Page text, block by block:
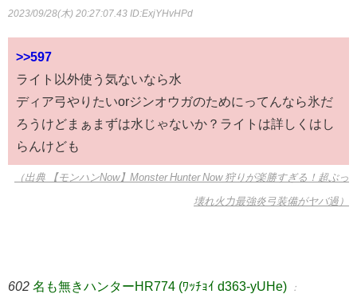
2023/09/28(木) 20:27:07.43 ID:ExjYHvHPd
>>597
ライト以外使う気ないなら水
ディア弓やりたいorジンオウガのためにってんなら氷だ
ろうけどまぁまずは水じゃないか？ライトは詳しくはし
らんけども
（出典 【モンハンNow】Monster Hunter Now 狩りが楽勝すぎる！超ぶっ
壊れ火力最強炎弓装備がヤバ過）
602 名も無きハンターHR774 (ﾜｯﾁｮｲ d363-yUHe) ：